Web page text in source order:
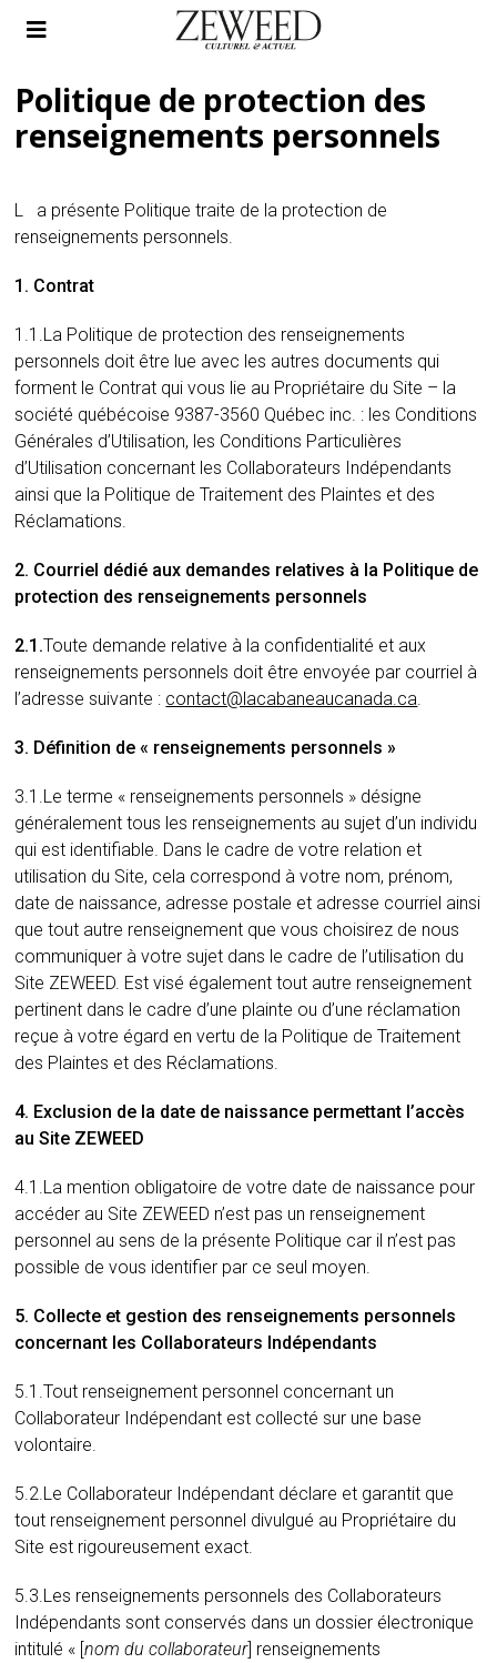
Politique de protection des
renseignements personnels
La présente Politique traite de la protection de
renseignements personnels.
1. Contrat
1.1.La Politique de protection des renseignements
personnels doit être lue avec les autres documents qui
forment le Contrat qui vous lie au Propriétaire du Site – la
société québécoise 9387-3560 Québec inc. : les Conditions
Générales d’Utilisation, les Conditions Particulières
d’Utilisation concernant les Collaborateurs Indépendants
ainsi que la Politique de Traitement des Plaintes et des
Réclamations.
2. Courriel dédié aux demandes relatives à la Politique de
protection des renseignements personnels
2.1.Toute demande relative à la confidentialité et aux
renseignements personnels doit être envoyée par courriel à
l’adresse suivante : contact@lacabaneaucanada.ca.
3. Définition de « renseignements personnels »
3.1.Le terme « renseignements personnels » désigne
généralement tous les renseignements au sujet d’un individu
qui est identifiable. Dans le cadre de votre relation et
utilisation du Site, cela correspond à votre nom, prénom,
date de naissance, adresse postale et adresse courriel ainsi
que tout autre renseignement que vous choisirez de nous
communiquer à votre sujet dans le cadre de l’utilisation du
Site ZEWEED. Est visé également tout autre renseignement
pertinent dans le cadre d’une plainte ou d’une réclamation
reçue à votre égard en vertu de la Politique de Traitement
des Plaintes et des Réclamations.
4. Exclusion de la date de naissance permettant l’accès
au Site ZEWEED
4.1.La mention obligatoire de votre date de naissance pour
accéder au Site ZEWEED n’est pas un renseignement
personnel au sens de la présente Politique car il n’est pas
possible de vous identifier par ce seul moyen.
5. Collecte et gestion des renseignements personnels
concernant les Collaborateurs Indépendants
5.1.Tout renseignement personnel concernant un
Collaborateur Indépendant est collecté sur une base
volontaire.
5.2.Le Collaborateur Indépendant déclare et garantit que
tout renseignement personnel divulgué au Propriétaire du
Site est rigoureusement exact.
5.3.Les renseignements personnels des Collaborateurs
Indépendants sont conservés dans un dossier électronique
intitulé « [nom du collaborateur] renseignements